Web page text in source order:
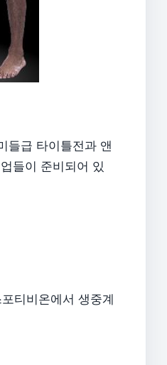
들급 타이틀전과 앤
들이 준비되어 있
티비온에서 생중계